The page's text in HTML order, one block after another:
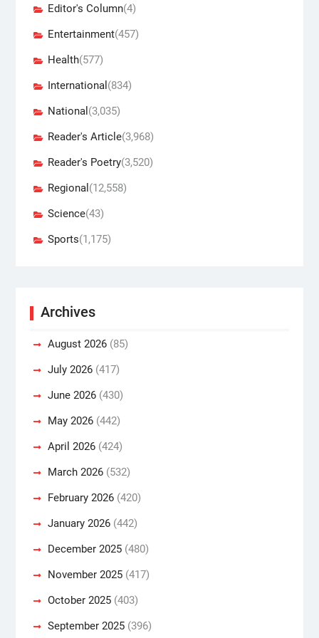
Editor's Column(4)
Entertainment(457)
Health(577)
International (834)
National (3,035)
Reader's Article(3,968)
Reader's Poetry(3,520)
Regional (12,558)
Science(43)
Sports(1,175)
Archives
August 2026(85)
July 2026(417)
June 2026(430)
May 2026(442)
April 2026(424)
March 2026(532)
February 2026(420)
January 2026(442)
December 2025(480)
November 2025(417)
October 2025(403)
September 2025(396)